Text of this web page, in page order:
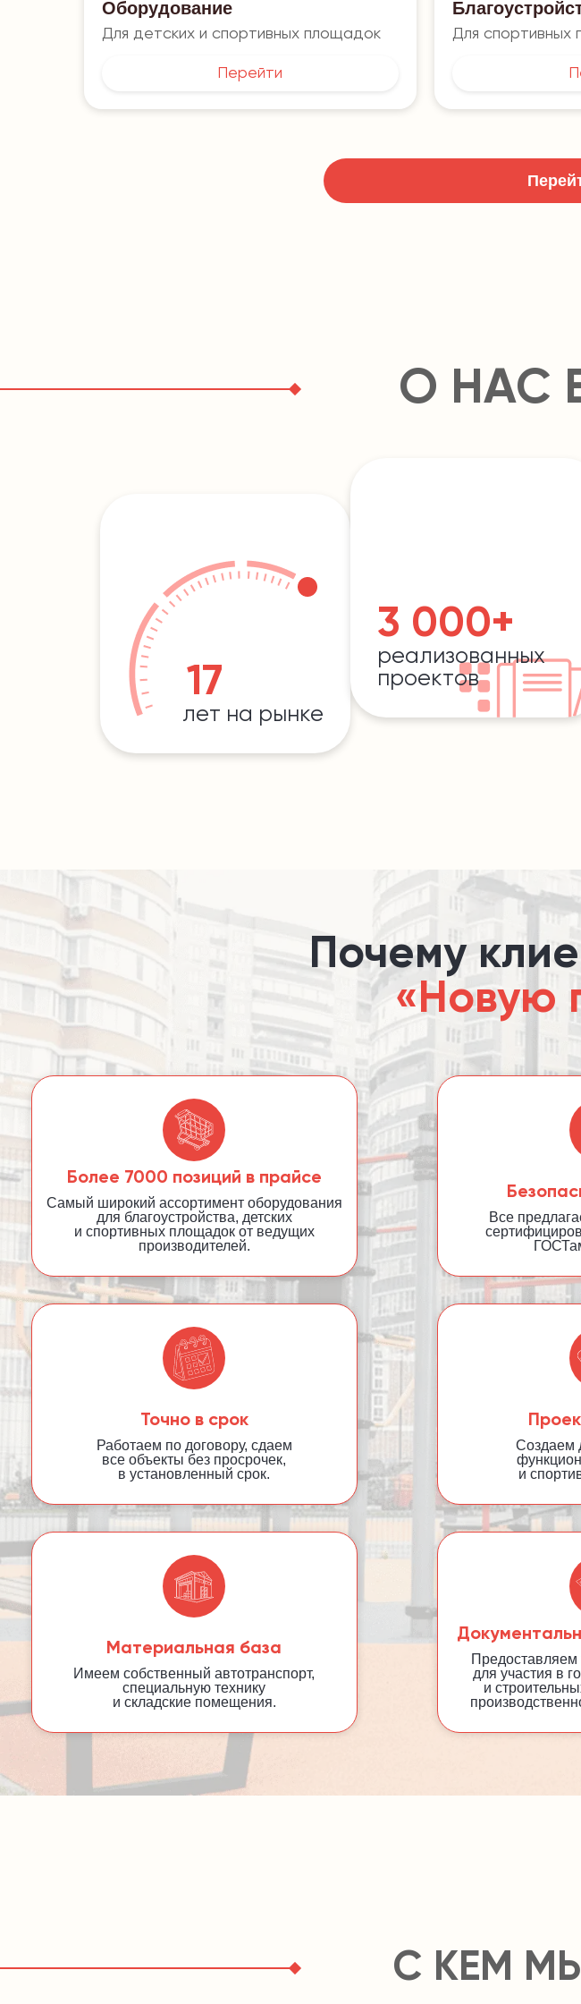
Оборудование
Для детских и спортивных площадок
Перейти
Для спортивных
О НАС
17
лет на рынке
3 000+
реализованных
проектов
«Новую
Более 7000 позиций в прайсе
Самый широкий ассортимент оборудования
для благоустройства, детских
и спортивных площадок от ведущих
производителей.
Все
Точно в срок
Работаем по договору, сдаем
все объекты без просрочек,
в установленный срок.
Создаем
и
Материальная база
Имеем собственный автотранспорт,
специальную технику
и складские помещения.
Предоставляем
для участия в
и
С КЕМ